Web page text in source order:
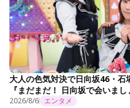
大人の色気対決で日向坂46・石
『まだまだ！ 日向坂で会いま
2026/8/6 エンタメ